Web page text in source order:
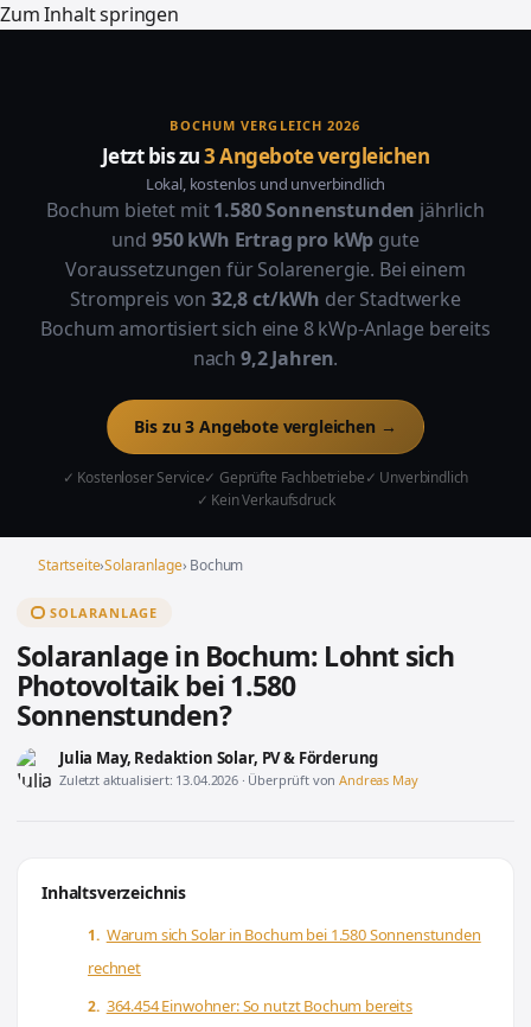
Zum Inhalt springen
BOCHUM VERGLEICH 2026
Jetzt bis zu3 Angebote vergleichen
Lokal, kostenlos und unverbindlich
Bochum bietet mit1.580 Sonnenstunden jährlich
und 950 kWh Ertrag pro kWp gute
Voraussetzungen für Solarenergie. Bei einem
Strompreis von 32,8 ct/kWh der Stadtwerke
Bochum amortisiert sich eine 8 kWp-Anlage bereits
nach 9,2 Jahren.
Bis zu 3 Angebote vergleichen →
✓ Kostenloser Service✓ Geprüfte Fachbetriebe✓ Unverbindlich
✓ Kein Verkaufsdruck
Startseite›Solaranlage› Bochum
SOLARANLAGE
Solaranlage in Bochum: Lohnt sich
Photovoltaik bei 1.580
Sonnenstunden?
Julia May, Redaktion Solar, PV & Förderung
Zuletzt aktualisiert: 13.04.2026 · Überprüft vonAndreas May
Inhaltsverzeichnis
Warum sich Solar in Bochum bei 1.580 Sonnenstunden
rechnet
364.454 Einwohner: So nutzt Bochum bereits